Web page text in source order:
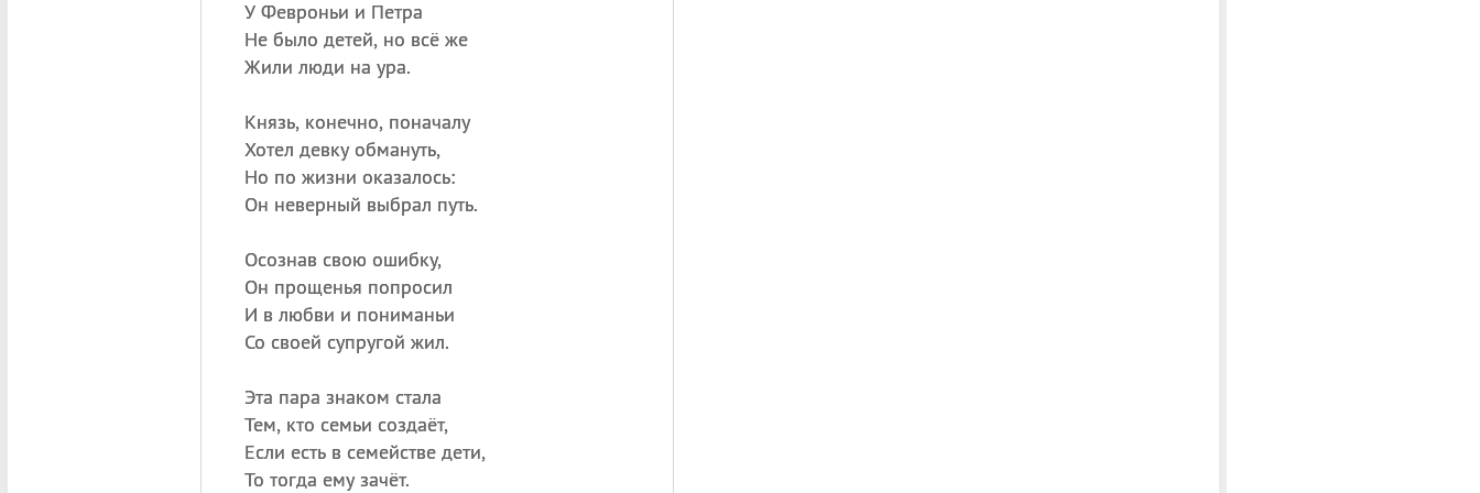
У Февроньи и Петра
Не было детей, но всё же
Жили люди на ура.
Князь, конечно, поначалу
Хотел девку обмануть,
Но по жизни оказалось:
Он неверный выбрал путь.
Осознав свою ошибку,
Он прощенья попросил
И в любви и пониманьи
Со своей супругой жил.
Эта пара знаком стала
Тем, кто семьи создаёт,
Если есть в семействе дети,
То тогда ему зачёт.